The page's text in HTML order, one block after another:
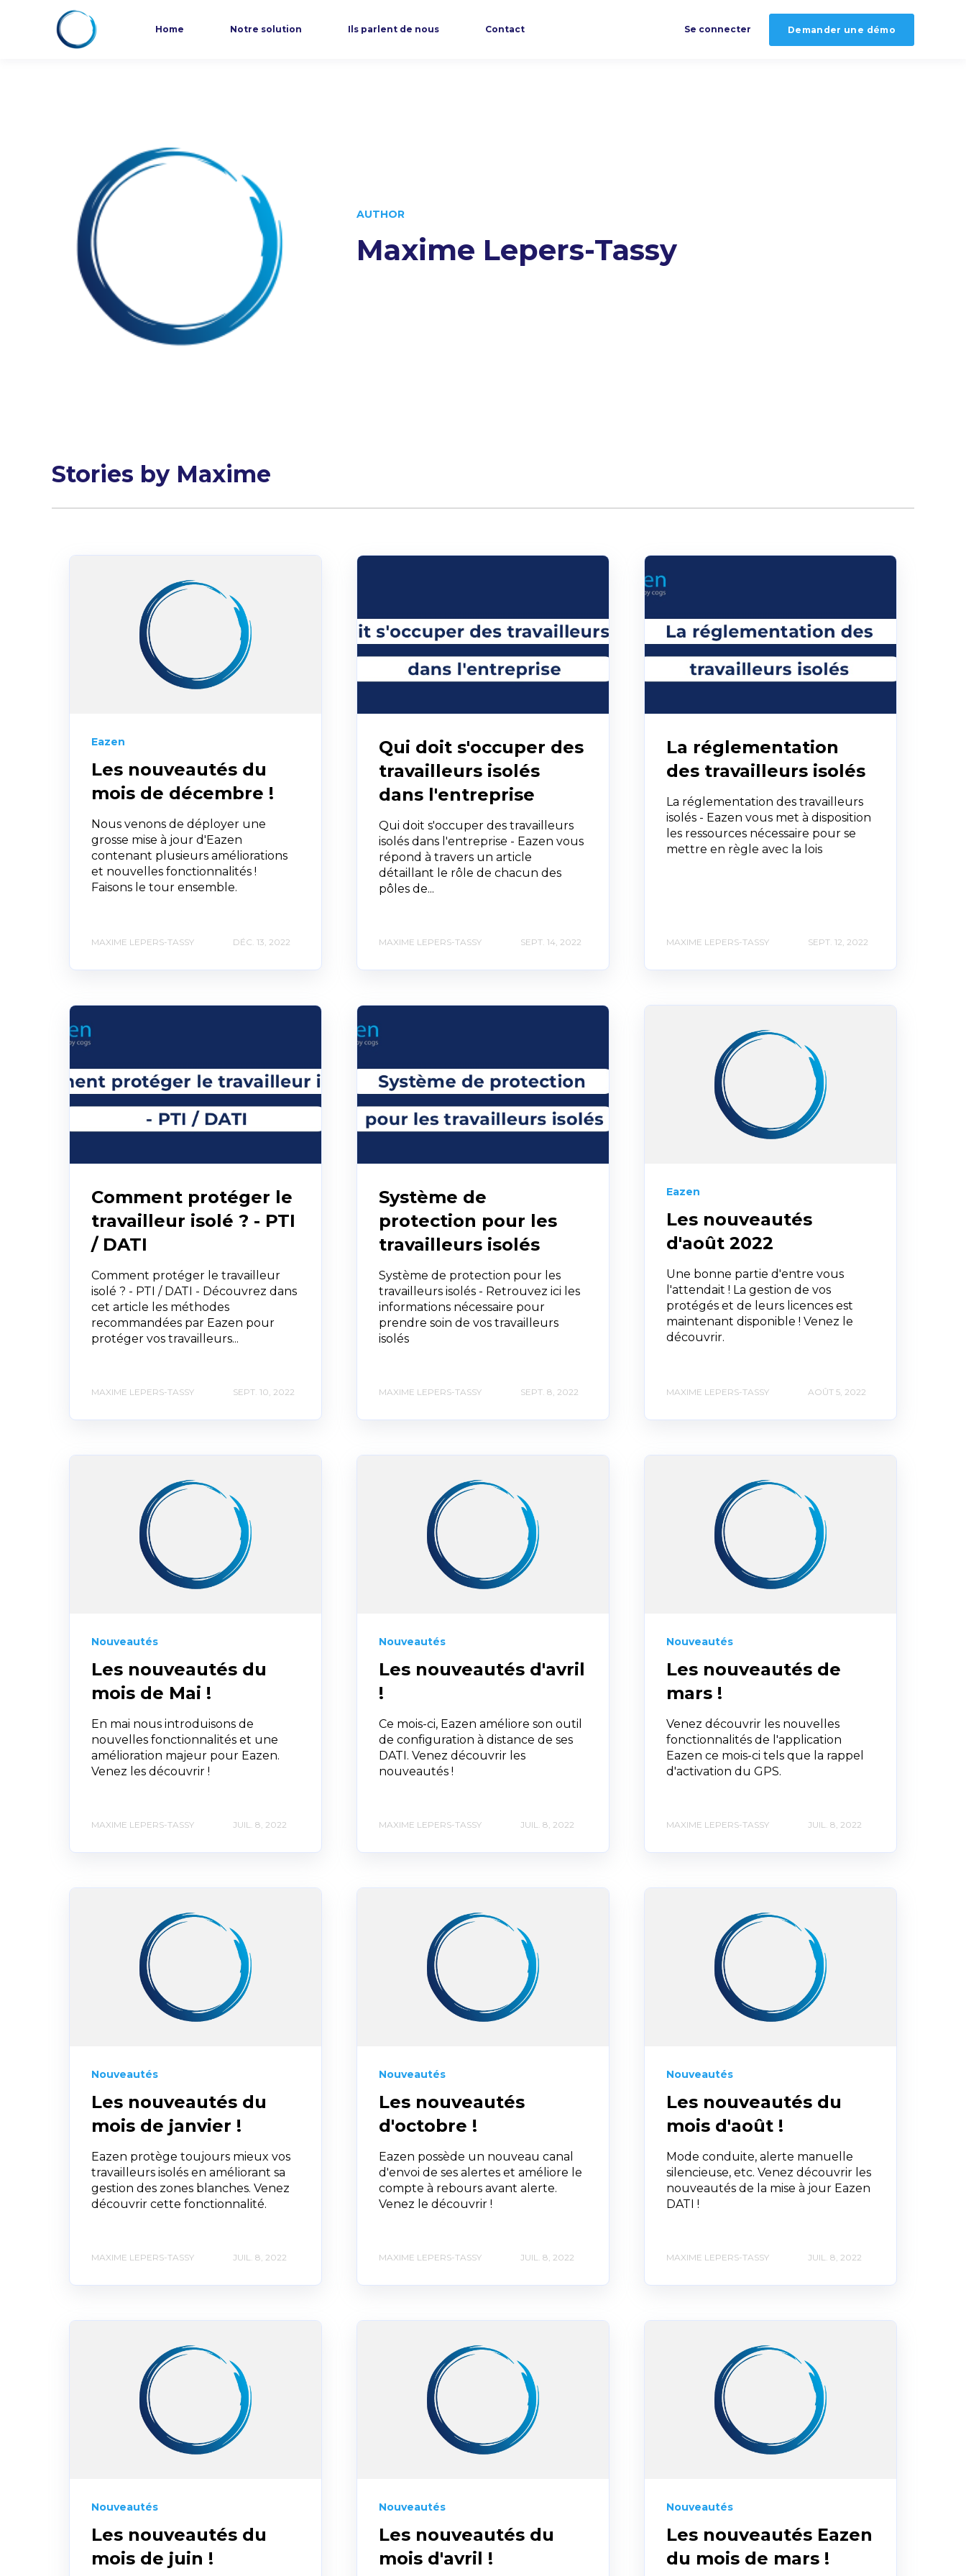
Home Notre solution Ils parlent de nous Contact Se connecter Demander une démo
AUTHOR
Maxime Lepers-Tassy
Stories by Maxime
Eazen
Les nouveautés du
mois de décembre !
Nous venons de déployer une
grosse mise à jour d'Eazen
contenant plusieurs améliorations
et nouvelles fonctionnalités !
Faisons le tour ensemble.
MAXIME LEPERS-TASSY DÉC. 13, 2022
Qui doit s'occuper des
travailleurs isolés
dans l'entreprise
Qui doit s'occuper des travailleurs
isolés dans l'entreprise - Eazen vous
répond à travers un article
détaillant le rôle de chacun des
pôles de...
MAXIME LEPERS-TASSY SEPT. 14, 2022
La réglementation
des travailleurs isolés
La réglementation des travailleurs
isolés - Eazen vous met à disposition
les ressources nécessaire pour se
mettre en règle avec la lois
MAXIME LEPERS-TASSY SEPT. 12, 2022
Comment protéger le
travailleur isolé ? - PTI
/ DATI
Comment protéger le travailleur
isolé ? - PTI / DATI - Découvrez dans
cet article les méthodes
recommandées par Eazen pour
protéger vos travailleurs...
MAXIME LEPERS-TASSY SEPT. 10, 2022
Système de
protection pour les
travailleurs isolés
Système de protection pour les
travailleurs isolés - Retrouvez ici les
informations nécessaire pour
prendre soin de vos travailleurs
isolés
MAXIME LEPERS-TASSY SEPT. 8, 2022
Eazen
Les nouveautés
d'août 2022
Une bonne partie d'entre vous
l'attendait ! La gestion de vos
protégés et de leurs licences est
maintenant disponible ! Venez le
découvrir.
MAXIME LEPERS-TASSY AOÛT 5, 2022
Nouveautés
Les nouveautés du
mois de Mai !
En mai nous introduisons de
nouvelles fonctionnalités et une
amélioration majeur pour Eazen.
Venez les découvrir !
MAXIME LEPERS-TASSY JUIL. 8, 2022
Nouveautés
Les nouveautés d'avril
!
Ce mois-ci, Eazen améliore son outil
de configuration à distance de ses
DATI. Venez découvrir les
nouveautés !
MAXIME LEPERS-TASSY JUIL. 8, 2022
Nouveautés
Les nouveautés de
mars !
Venez découvrir les nouvelles
fonctionnalités de l'application
Eazen ce mois-ci tels que la rappel
d'activation du GPS.
MAXIME LEPERS-TASSY JUIL. 8, 2022
Nouveautés
Les nouveautés du
mois de janvier !
Eazen protège toujours mieux vos
travailleurs isolés en améliorant sa
gestion des zones blanches. Venez
découvrir cette fonctionnalité.
MAXIME LEPERS-TASSY JUIL. 8, 2022
Nouveautés
Les nouveautés
d'octobre !
Eazen possède un nouveau canal
d'envoi de ses alertes et améliore le
compte à rebours avant alerte.
Venez le découvrir !
MAXIME LEPERS-TASSY JUIL. 8, 2022
Nouveautés
Les nouveautés du
mois d'août !
Mode conduite, alerte manuelle
silencieuse, etc. Venez découvrir les
nouveautés de la mise à jour Eazen
DATI !
MAXIME LEPERS-TASSY JUIL. 8, 2022
Nouveautés
Les nouveautés du
mois de juin !
Nouveautés
Les nouveautés du
mois d'avril !
Nouveautés
Les nouveautés Eazen
du mois de mars !